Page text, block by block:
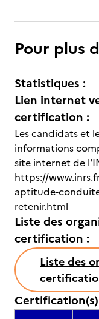
Pour plus
Statistiques :
Lien internet
certification :
Les candidats et
informations
site internet de
https://
aptitude-
retenir.html
Liste des
certification :
Liste des